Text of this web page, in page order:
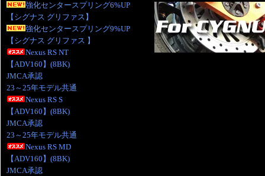
強化センタースプリング6%UP
【シグナス グリファス】
強化センタースプリング9%UP
【シグナス グリファス 】
Nexus RS NT
【ADV160】(8BK)
JMCA承認
23～25年モデル共通
Nexus RS S
【ADV160】(8BK)
JMCA承認
23～25年モデル共通
Nexus RS MD
【ADV160】(8BK)
JMCA承認